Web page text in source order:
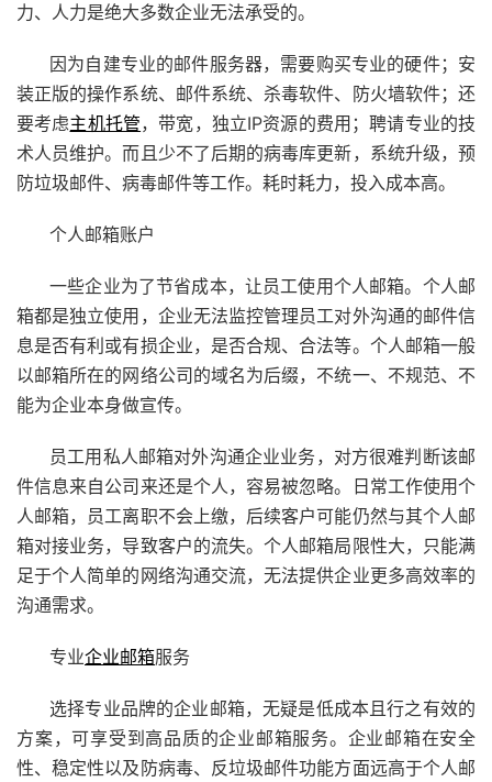
力、人力是绝大多数企业无法承受的。
因为自建专业的邮件服务器，需要购买专业的硬件；安
装正版的操作系统、邮件系统、杀毒软件、防火墙软件；还
要考虑主机托管，带宽，独立IP资源的费用；聘请专业的技
术人员维护。而且少不了后期的病毒库更新，系统升级，预
防垃圾邮件、病毒邮件等工作。耗时耗力，投入成本高。
个人邮箱账户
一些企业为了节省成本，让员工使用个人邮箱。个人邮
箱都是独立使用，企业无法监控管理员工对外沟通的邮件信
息是否有利或有损企业，是否合规、合法等。个人邮箱一般
以邮箱所在的网络公司的域名为后缀，不统一、不规范、不
能为企业本身做宣传。
员工用私人邮箱对外沟通企业业务，对方很难判断该邮
件信息来自公司来还是个人，容易被忽略。日常工作使用个
人邮箱，员工离职不会上缴，后续客户可能仍然与其个人邮
箱对接业务，导致客户的流失。个人邮箱局限性大，只能满
足于个人简单的网络沟通交流，无法提供企业更多高效率的
沟通需求。
专业企业邮箱服务
选择专业品牌的企业邮箱，无疑是低成本且行之有效的
方案，可享受到高品质的企业邮箱服务。企业邮箱在安全
性、稳定性以及防病毒、反垃圾邮件功能方面远高于个人邮